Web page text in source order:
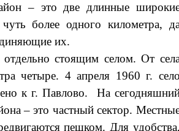
– это две длинные
более одного километра,
их.
стоящим селом. От
четыре. 4 апреля 1960 г.
к г. Павлово. На
– это частный сектор.
пешком. Для